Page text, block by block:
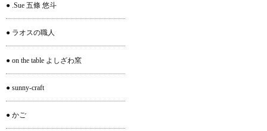
● .Sue 五條 悠斗
● ラオスの職人
● on the table よしざわ窯
● sunny-craft
● かご